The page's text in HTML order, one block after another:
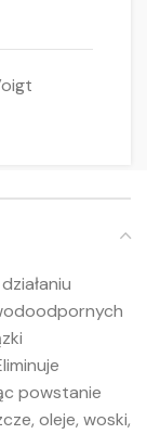
powstanie
oleje, woski,